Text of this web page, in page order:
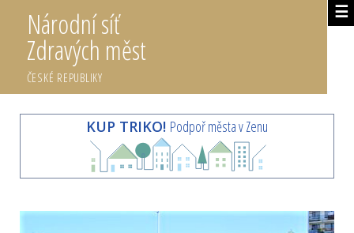
☰
Národní síť
Zdravých měst
ČESKÉ REPUBLIKY
KUP TRIKO! Podpoř města v Zenu